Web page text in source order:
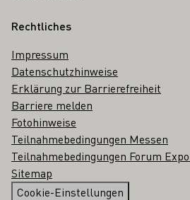
Rechtliches
Impressum
Datenschutzhinweise
Erklärung zur Barrierefreiheit
Barriere melden
Fotohinweise
Teilnahmebedingungen Messen
Teilnahmebedingungen Forum
Sitemap
Cookie-Einstellungen